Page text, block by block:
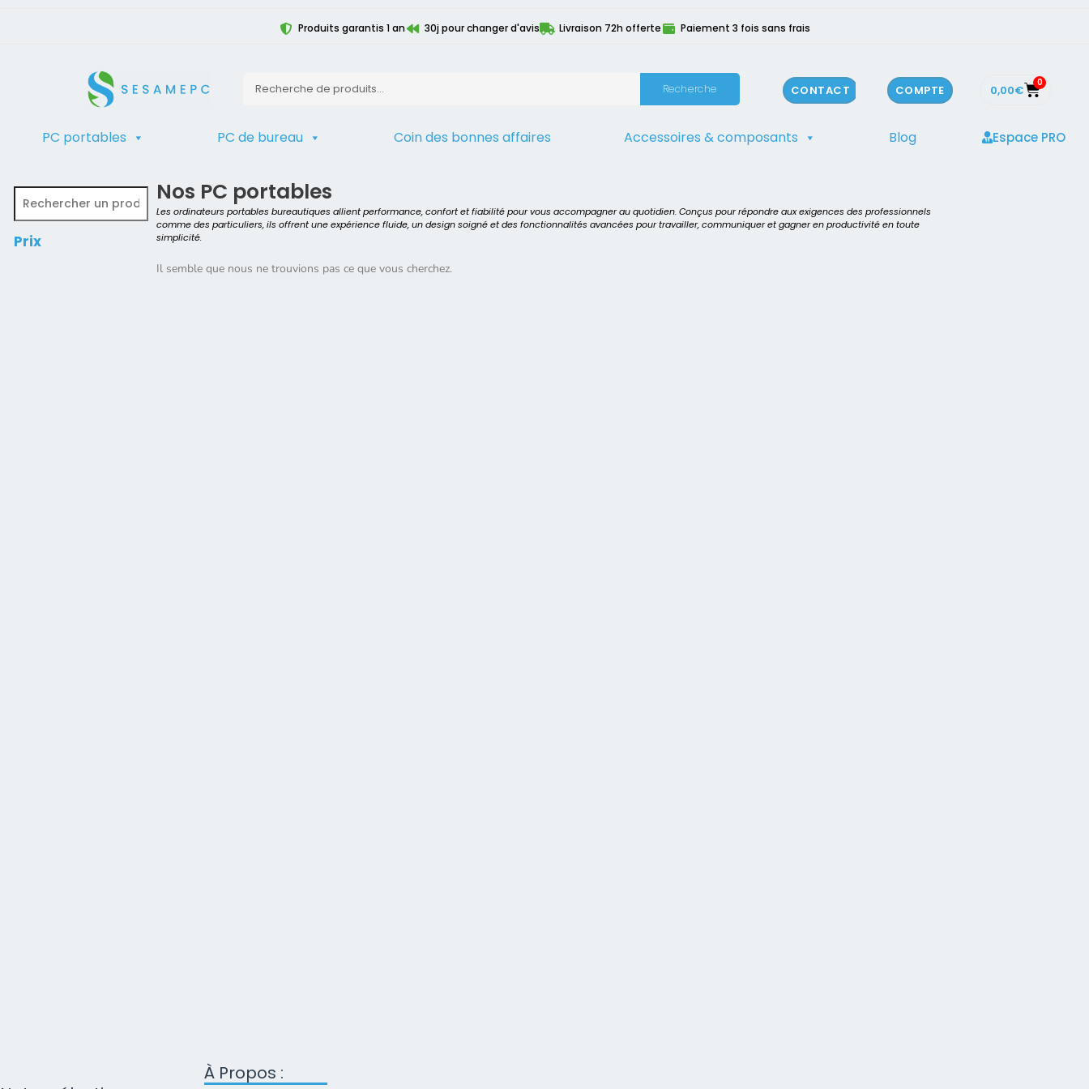
Produits garantis 1 an 30j pour changer d'avis Livraison 72h offerte Paiement 3 fois sans frais
Recherche CONTACT COMPTE 0,00€ 0
PC portables PC de bureau Coin des bonnes affaires Accessoires & composants Blog
Espace PRO
Prix
Nos PC portables
Les ordinateurs portables bureautiques allient performance, confort et fiabilité pour vous accompagner au quotidien. Conçus pour répondre aux exigences des professionnels
comme des particuliers, ils offrent une expérience fluide, un design soigné et des fonctionnalités avancées pour travailler, communiquer et gagner en productivité en toute
simplicité.
Il semble que nous ne trouvions pas ce que vous cherchez.
À Propos :